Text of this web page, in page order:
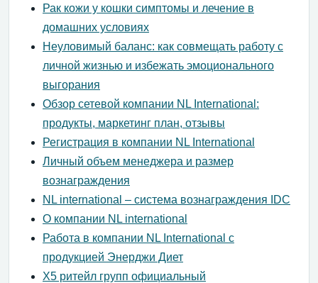
Рак кожи у кошки симптомы и лечение в
домашних условиях
Неуловимый баланс: как совмещать работу с
личной жизнью и избежать эмоционального
выгорания
Обзор сетевой компании NL International:
продукты, маркетинг план, отзывы
Регистрация в компании NL International
Личный объем менеджера и размер
вознаграждения
NL international – система вознаграждения IDC
О компании NL international
Работа в компании NL International с
продукцией Энерджи Диет
Х5 ритейл групп официальный